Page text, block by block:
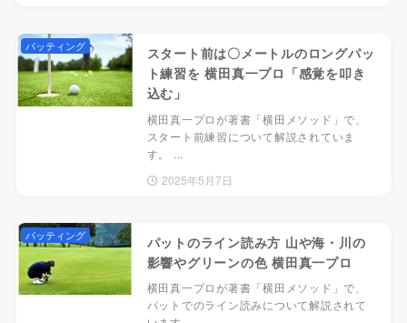
スタート前は〇メートルのロングパッ
ト練習を 横田真一プロ「感覚を叩き
込む」
横田真一プロが著書「横田メソッド」で、
スタート前練習について解説されていま
す。 ...
2025年5月7日
パッティング
パットのライン読み方 山や海・川の
影響やグリーンの色 横田真一プロ
横田真一プロが著書「横田メソッド」で、
パットでのライン読みについて解説されて
パッティング